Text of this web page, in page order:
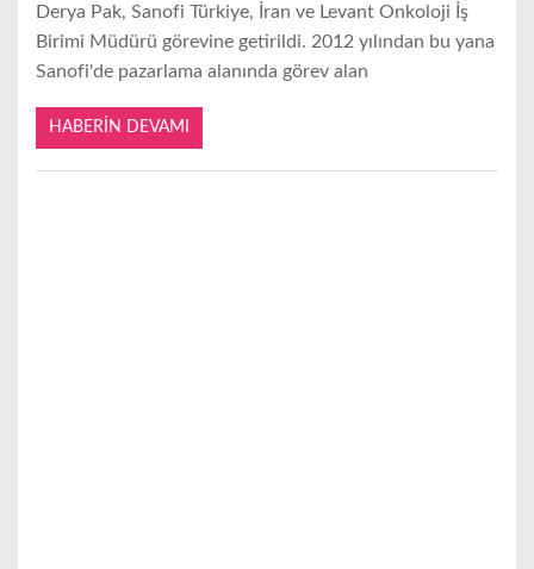
Derya Pak, Sanofi Türkiye, İran ve Levant Onkoloji İş
Birimi Müdürü görevine getirildi. 2012 yılından bu yana
Sanofi'de pazarlama alanında görev alan
HABERIN DEVAMI